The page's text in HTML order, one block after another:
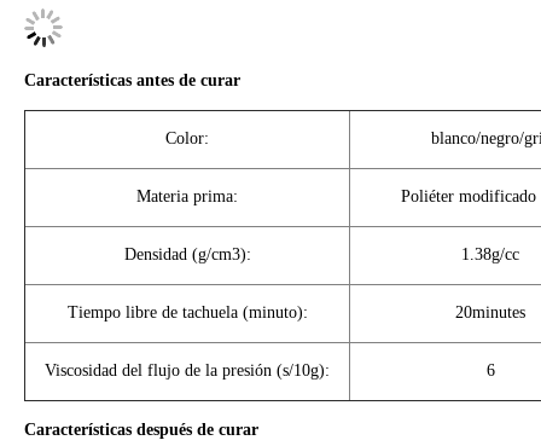
Características antes de curar
Color: blanco/negro/
Materia prima: Poliéter modificado
Densidad (g/cm3): 1.38g/cc
Tiempo libre de tachuela (minuto): 20minutes
Viscosidad del flujo de la presión (s/10g): 6
Características después de curar